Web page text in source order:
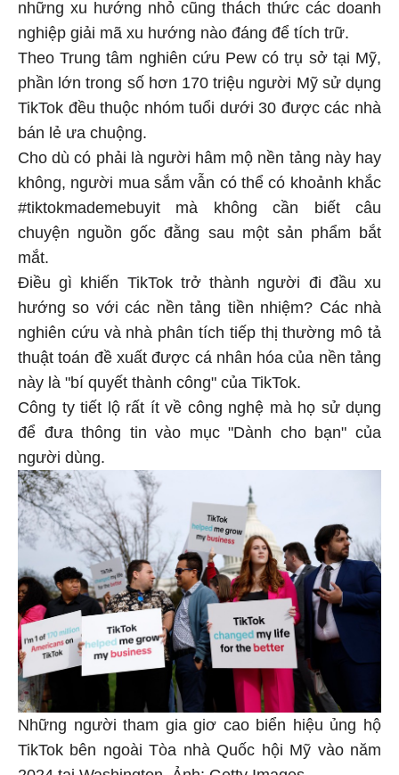
những xu hướng nhỏ cũng thách thức các doanh
nghiệp giải mã xu hướng nào đáng để tích trữ.
Theo Trung tâm nghiên cứu Pew có trụ sở tại Mỹ,
phần lớn trong số hơn 170 triệu người Mỹ sử dụng
TikTok đều thuộc nhóm tuổi dưới 30 được các nhà
bán lẻ ưa chuộng.
Cho dù có phải là người hâm mộ nền tảng này hay
không, người mua sắm vẫn có thể có khoảnh khắc
#tiktokmademebuyit mà không cần biết câu
chuyện nguồn gốc đằng sau một sản phẩm bắt
mắt.
Điều gì khiến TikTok trở thành người đi đầu xu
hướng so với các nền tảng tiền nhiệm? Các nhà
nghiên cứu và nhà phân tích tiếp thị thường mô tả
thuật toán đề xuất được cá nhân hóa của nền tảng
này là "bí quyết thành công" của TikTok.
Công ty tiết lộ rất ít về công nghệ mà họ sử dụng
để đưa thông tin vào mục "Dành cho bạn" của
người dùng.
Những người tham gia giơ cao biển hiệu ủng hộ
TikTok bên ngoài Tòa nhà Quốc hội Mỹ vào năm